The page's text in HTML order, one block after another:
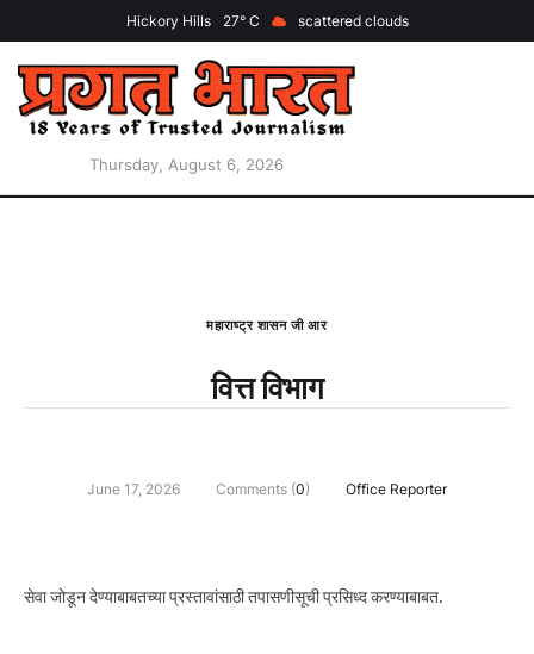
Hickory Hills 27 scattered clouds
Thursday, August 6, 2026
महाराष्ट्र शासन जी आर
वित्त विभाग
June 17, 2026 Comments (0) Office Reporter
सेवा जोडून देण्याबाबतच्या प्रस्तावांसाठी तपासणीसूची प्रसिध्द करण्याबाबत.